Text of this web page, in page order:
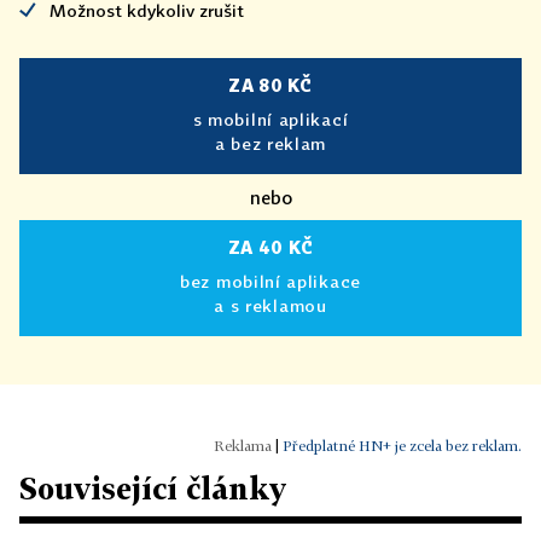
Možnost kdykoliv zrušit
ZA 80 KČ
s mobilní aplikací
a bez reklam
nebo
ZA 40 KČ
bez mobilní aplikace
a s reklamou
Předplatné HN+ je zcela bez reklam.
Související články